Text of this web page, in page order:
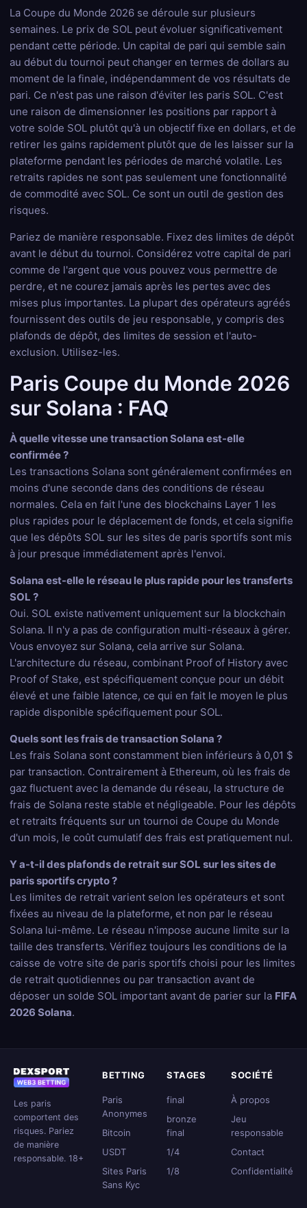
La Coupe du Monde 2026 se déroule sur plusieurs
semaines. Le prix de SOL peut évoluer significativement
pendant cette période. Un capital de pari qui semble sain
au début du tournoi peut changer en termes de dollars au
moment de la finale, indépendamment de vos résultats de
pari. Ce n'est pas une raison d'éviter les paris SOL. C'est
une raison de dimensionner les positions par rapport à
votre solde SOL plutôt qu'à un objectif fixe en dollars, et de
retirer les gains rapidement plutôt que de les laisser sur la
plateforme pendant les périodes de marché volatile. Les
retraits rapides ne sont pas seulement une fonctionnalité
de commodité avec SOL. Ce sont un outil de gestion des
risques.
Pariez de manière responsable. Fixez des limites de dépôt
avant le début du tournoi. Considérez votre capital de pari
comme de l'argent que vous pouvez vous permettre de
perdre, et ne courez jamais après les pertes avec des
mises plus importantes. La plupart des opérateurs agréés
fournissent des outils de jeu responsable, y compris des
plafonds de dépôt, des limites de session et l'auto-
exclusion. Utilisez-les.
Paris Coupe du Monde 2026
sur Solana : FAQ
À quelle vitesse une transaction Solana est-elle
confirmée ?
Les transactions Solana sont généralement confirmées en
moins d'une seconde dans des conditions de réseau
normales. Cela en fait l'une des blockchains Layer 1 les
plus rapides pour le déplacement de fonds, et cela signifie
que les dépôts SOL sur les sites de paris sportifs sont mis
à jour presque immédiatement après l'envoi.
Solana est-elle le réseau le plus rapide pour les transferts
SOL ?
Oui. SOL existe nativement uniquement sur la blockchain
Solana. Il n'y a pas de configuration multi-réseaux à gérer.
Vous envoyez sur Solana, cela arrive sur Solana.
L'architecture du réseau, combinant Proof of History avec
Proof of Stake, est spécifiquement conçue pour un débit
élevé et une faible latence, ce qui en fait le moyen le plus
rapide disponible spécifiquement pour SOL.
Quels sont les frais de transaction Solana ?
Les frais Solana sont constamment bien inférieurs à 0,01 $
par transaction. Contrairement à Ethereum, où les frais de
gaz fluctuent avec la demande du réseau, la structure de
frais de Solana reste stable et négligeable. Pour les dépôts
et retraits fréquents sur un tournoi de Coupe du Monde
d'un mois, le coût cumulatif des frais est pratiquement nul.
Y a-t-il des plafonds de retrait sur SOL sur les sites de
paris sportifs crypto ?
Les limites de retrait varient selon les opérateurs et sont
fixées au niveau de la plateforme, et non par le réseau
Solana lui-même. Le réseau n'impose aucune limite sur la
taille des transferts. Vérifiez toujours les conditions de la
caisse de votre site de paris sportifs choisi pour les limites
de retrait quotidiennes ou par transaction avant de
déposer un solde SOL important avant de parier sur la FIFA
2026 Solana.
Les paris
comportent des
risques. Pariez
de manière
responsable. 18+
BETTING
Paris
Anonymes
Bitcoin
USDT
Sites Paris
Sans Kyc
STAGES
final
bronze
final
1/4
1/8
SOCIÉTÉ
À propos
Jeu
responsable
Contact
Confidentialité